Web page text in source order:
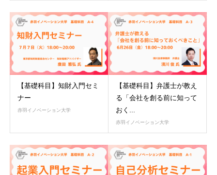
【基礎科目】知財入門セミ
ナー
赤羽イノベーション大学
【基礎科目】弁護士が教え
る「会社を創る前に知って
おく...
赤羽イノベーション大学